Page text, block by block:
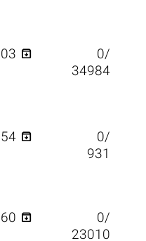

0/
34984
54 
0/
931
60 
0/
23010